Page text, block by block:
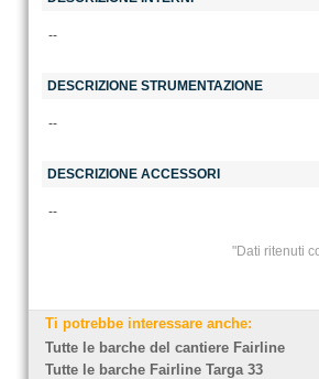
--
DESCRIZIONE STRUMENTAZIONE
--
DESCRIZIONE ACCESSORI
--
"Dati ritenuti
Ti potrebbe interessare anche:
Tutte le barche del cantiere Fairline
Tutte le barche Fairline Targa 33